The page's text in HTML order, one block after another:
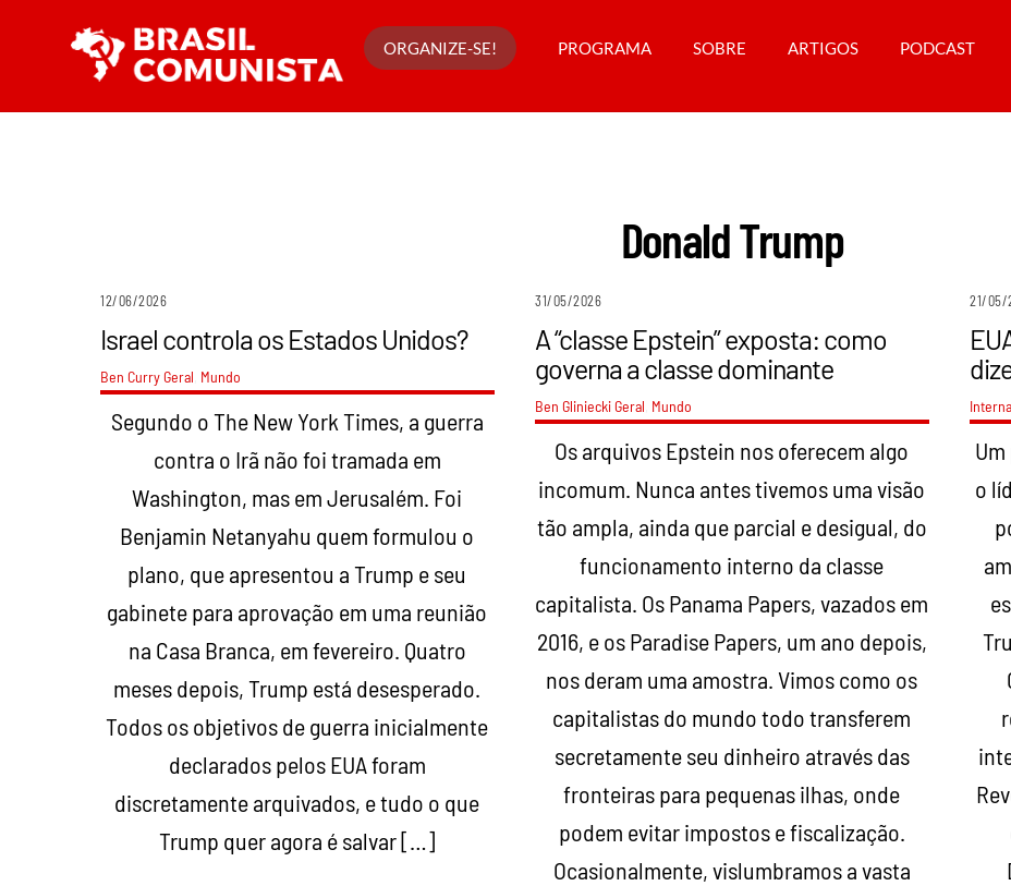
conteúdo
ORGANIZE-SE! PROGRAMA SOBRE ARTIGOS PODCAST
Donald Trump
12/06/2026
Israel controla os Estados Unidos?
Ben CurryGeral Mundo
Segundo o The New York Times, a guerra
contra o Irã não foi tramada em
Washington, mas em Jerusalém. Foi
Benjamin Netanyahu quem formulou o
plano, que apresentou a Trump e seu
gabinete para aprovação em uma reunião
na Casa Branca, em fevereiro. Quatro
meses depois, Trump está desesperado.
Todos os objetivos de guerra inicialmente
declarados pelos EUA foram
discretamente arquivados, e tudo o que
Trump quer agora é salvar […]
31/05/2026
A “classe Epstein” exposta: como
governa a classe dominante
Ben GlinieckiGeral Mundo
Os arquivos Epstein nos oferecem algo
incomum. Nunca antes tivemos uma visão
tão ampla, ainda que parcial e desigual, do
funcionamento interno da classe
capitalista. Os Panama Papers, vazados em
2016, e os Paradise Papers, um ano depois,
nos deram uma amostra. Vimos como os
capitalistas do mundo todo transferem
secretamente seu dinheiro através das
fronteiras para pequenas ilhas, onde
podem evitar impostos e fiscalização.
Ocasionalmente, vislumbramos a vasta
21/05/
o